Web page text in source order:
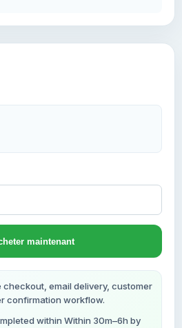
Gmail
maintenant
email delivery, customer
confirmation workflow.
within Within 30m–6h by